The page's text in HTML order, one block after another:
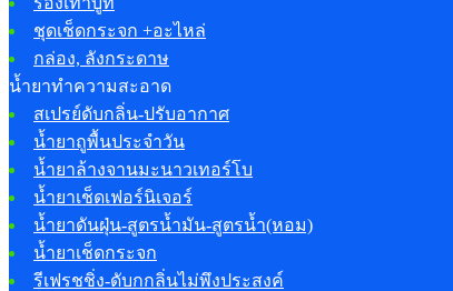
ชุดเช็ดกระจก +อะไหล่
กล่อง, ลังกระดาษ
น้ำยาทำความสะอาด
สเปรย์ดับกลิ่น-ปรับอากาศ
น้ำยาถูพื้นประจำวัน
น้ำยาล้างจานมะนาวเทอร์โบ
น้ำยาเช็ดเฟอร์นิเจอร์
น้ำยาดันฝุ่น-สูตรน้ำมัน-สูตรน้ำ(หอม)
น้ำยาเช็ดกระจก
รีเฟรชชิ่ง-ดับกกลิ่นไม่พึงประสงค์